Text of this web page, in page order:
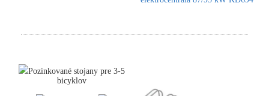
Pozinkované stojany pre 3-5
bicyklov